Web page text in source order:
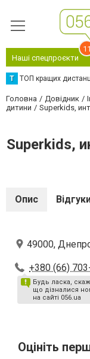
Наші спецпроєкти
11
Т ТОП кращих
Головна Довідник
дитини
Superkids,
Superkids,
Опис
49000,
+380 (66)
Будь ласка,
що дізналися
на сайті 056.ua
Оцініть